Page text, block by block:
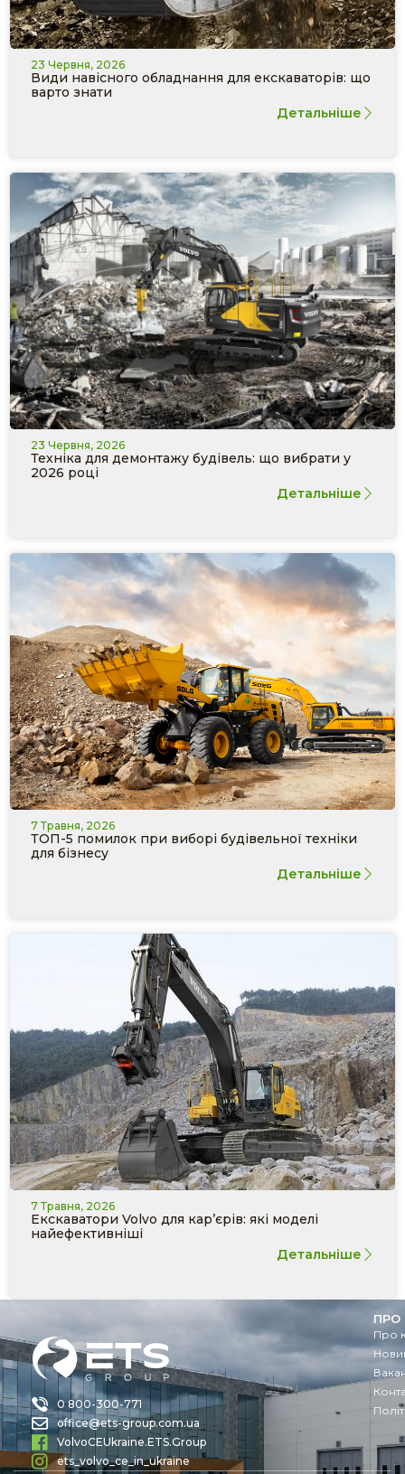
23 Червня, 2026
Види навісного обладнання для екскаваторів: що
варто знати
Детальніше
23 Червня, 2026
Техніка для демонтажу будівель: що вибрати у
2026 році
Детальніше
7 Травня, 2026
ТОП-5 помилок при виборі будівельної техніки
для бізнесу
Детальніше
7 Травня, 2026
Екскаватори Volvo для кар’єрів: які моделі
найефективніші
Детальніше
0 800-300-771
office@ets-group.com.ua
VolvoCEUkraine.ETS.Group
ets_volvo_ce_in_ukraine
ПРО
Про